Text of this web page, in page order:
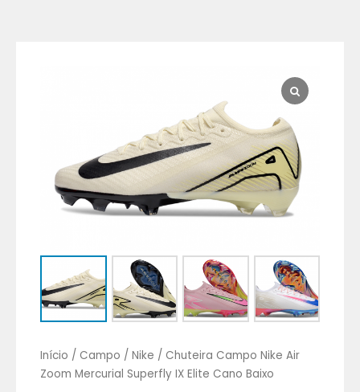
Início / Campo / Nike / Chuteira Campo Nike Air
Zoom Mercurial Superfly IX Elite Cano Baixo
Mercurial
Superfly
Baixo
quantidade